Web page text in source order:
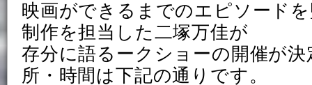
映画ができるまでのエピソード
制作を担当した二塚万佳が
存分に語るークショーの開催が
所・時間は下記の通りです。